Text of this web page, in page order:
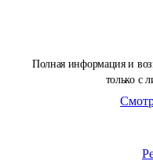
Полная информация и
только с